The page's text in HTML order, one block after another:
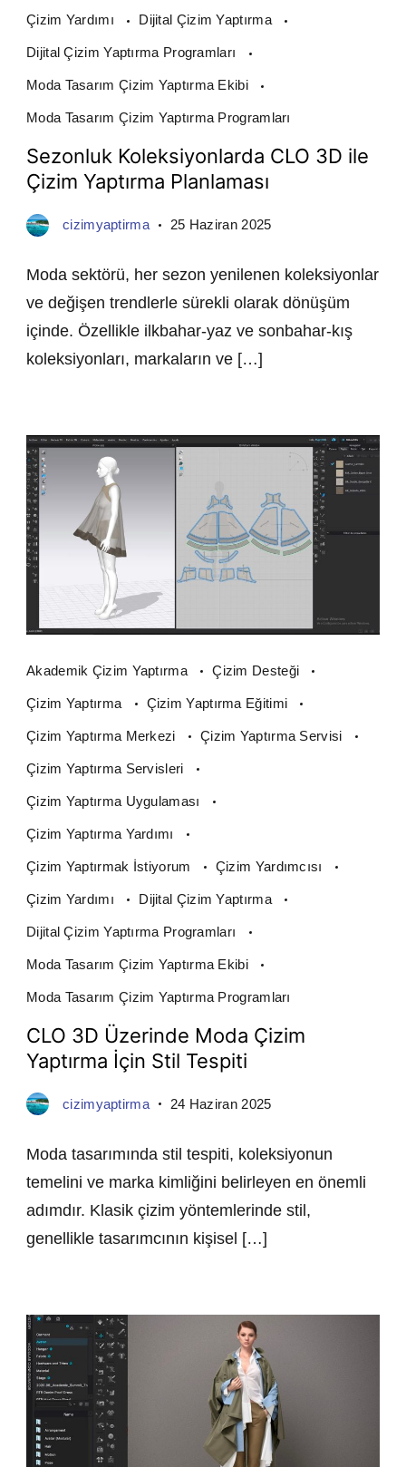
Çizim Yardımı Dijital Çizim Yaptırma
Dijital Çizim Yaptırma Programları
Moda Tasarım Çizim Yaptırma Ekibi
Moda Tasarım Çizim Yaptırma Programları
Sezonluk Koleksiyonlarda CLO 3D ile
Çizim Yaptırma Planlaması
cizimyaptirma 25 Haziran 2025
Moda sektörü, her sezon yenilenen koleksiyonlar
ve değişen trendlerle sürekli olarak dönüşüm
içinde. Özellikle ilkbahar-yaz ve sonbahar-kış
koleksiyonları, markaların ve […]
Akademik Çizim Yaptırma Çizim Desteği
Çizim Yaptırma Çizim Yaptırma Eğitimi
Çizim Yaptırma Merkezi Çizim Yaptırma Servisi
Çizim Yaptırma Servisleri
Çizim Yaptırma Uygulaması
Çizim Yaptırma Yardımı
Çizim Yaptırmak İstiyorum Çizim Yardımcısı
Çizim Yardımı Dijital Çizim Yaptırma
Dijital Çizim Yaptırma Programları
Moda Tasarım Çizim Yaptırma Ekibi
Moda Tasarım Çizim Yaptırma Programları
CLO 3D Üzerinde Moda Çizim
Yaptırma İçin Stil Tespiti
cizimyaptirma 24 Haziran 2025
Moda tasarımında stil tespiti, koleksiyonun
temelini ve marka kimliğini belirleyen en önemli
adımdır. Klasik çizim yöntemlerinde stil,
genellikle tasarımcının kişisel […]